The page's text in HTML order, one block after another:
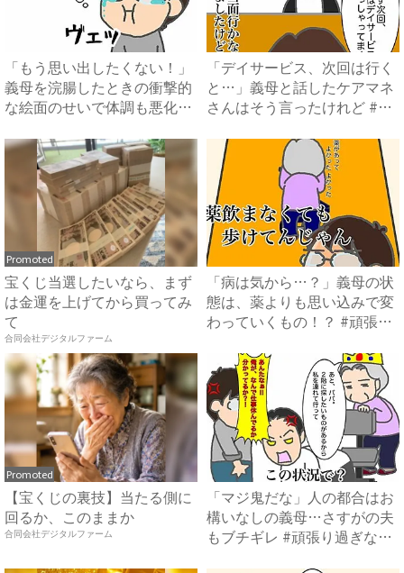
「もう思い出したくない！」
義母を浣腸したときの衝撃的
な絵面のせいで体調も悪化
「デイサービス、次回は行く
と…」義母と話したケアマネ
さんはそう言ったけれど #
Promoted
宝くじ当選したいなら、まず
は金運を上げてから買ってみ
て
合同会社デジタルファーム
「病は気から…？」義母の状
態は、薬よりも思い込みで変
わっていくもの！？ #頑張
Promoted
【宝くじの裏技】当たる側に
回るか、このままか
合同会社デジタルファーム
「マジ鬼だな」人の都合はお
構いなしの義母…さすがの夫
もブチギレ #頑張り過ぎな